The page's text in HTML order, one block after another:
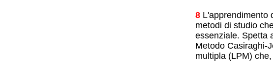
8 L'apprendimento
metodi di studio
essenziale. Spetta
Metodo Casiraghi-
multipla (LPM)